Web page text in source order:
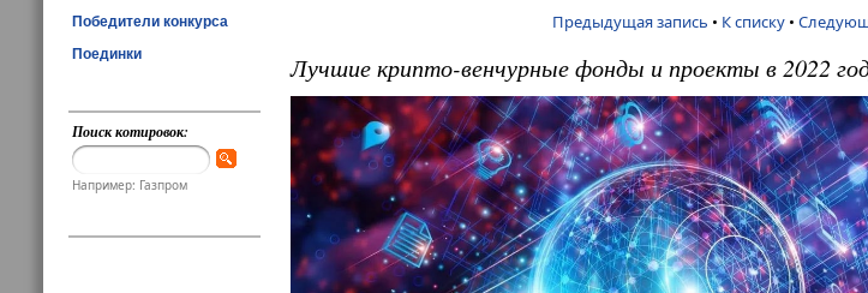
Победители конкурса
Поединки
Поиск котировок:
Например: Газпром
Предыдущая запись • К списку •
Лучшие крипто-венчурные фонды и проекты в 2022